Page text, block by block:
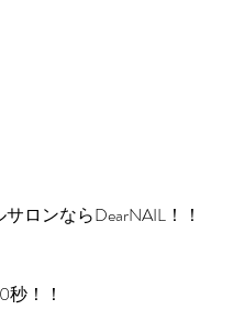
ロンならDearNAIL！！
！！